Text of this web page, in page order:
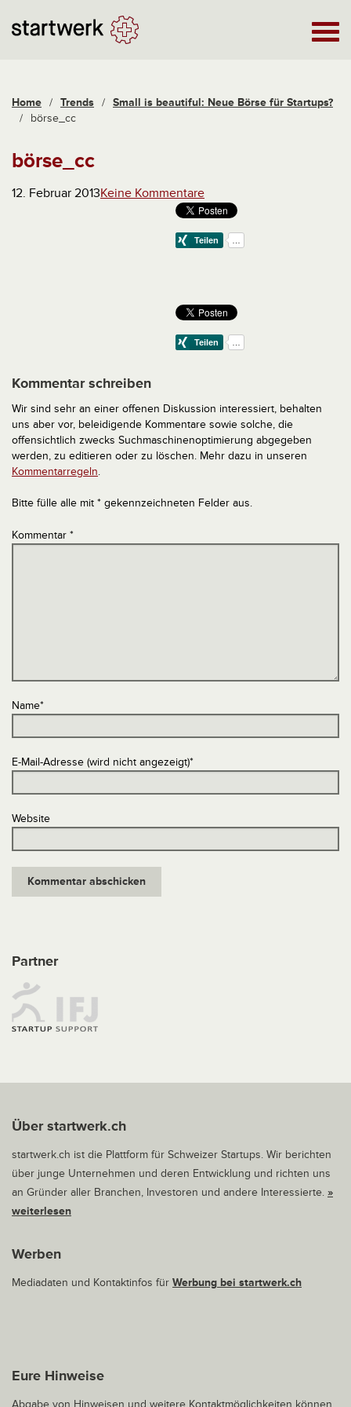
Home / Trends / Small is beautiful: Neue Börse für Startups?
/
börse_cc
börse_cc
12. Februar 2013Keine Kommentare
Kommentar schreiben
Wir sind sehr an einer offenen Diskussion interessiert, behalten
uns aber vor, beleidigende Kommentare sowie solche, die
offensichtlich zwecks Suchmaschinenoptimierung abgegeben
werden, zu editieren oder zu löschen. Mehr dazu in unseren
Kommentarregeln.
Bitte fülle alle mit * gekennzeichneten Felder aus.
Kommentar *
Name*
E-Mail-Adresse (wird nicht angezeigt)*
Website
Partner
Über startwerk.ch
startwerk.ch ist die Plattform für Schweizer Startups. Wir berichten
über junge Unternehmen und deren Entwicklung und richten uns
an Gründer aller Branchen, Investoren und andere Interessierte. »
weiterlesen
Werben
Mediadaten und Kontaktinfos für Werbung bei startwerk.ch
Eure Hinweise